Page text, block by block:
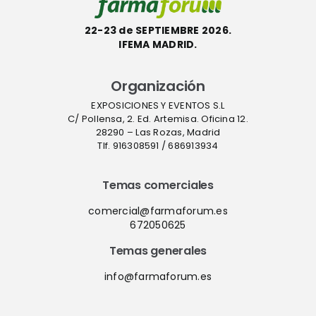
22-23 de SEPTIEMBRE 2026.
IFEMA MADRID.
Organización
EXPOSICIONES Y EVENTOS S.L
C/ Pollensa, 2. Ed. Artemisa. Oficina 12.
28290 – Las Rozas, Madrid
Tlf. 916308591 / 686913934
Temas comerciales
comercial@farmaforum.es
672050625
Temas generales
info@farmaforum.es